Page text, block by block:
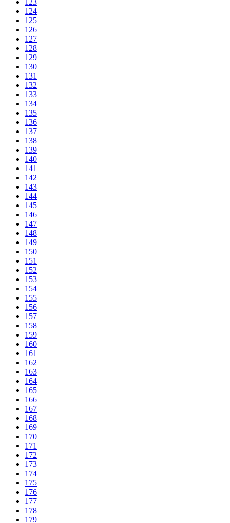
123
124
125
126
127
128
129
130
131
132
133
134
135
136
137
138
139
140
141
142
143
144
145
146
147
148
149
150
151
152
153
154
155
156
157
158
159
160
161
162
163
164
165
166
167
168
169
170
171
172
173
174
175
176
177
178
179